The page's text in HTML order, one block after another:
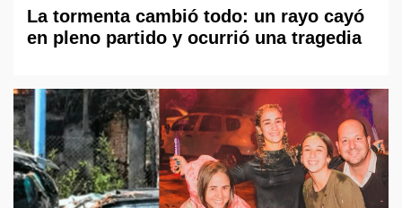
La tormenta cambió todo: un rayo cayó
en pleno partido y ocurrió una tragedia